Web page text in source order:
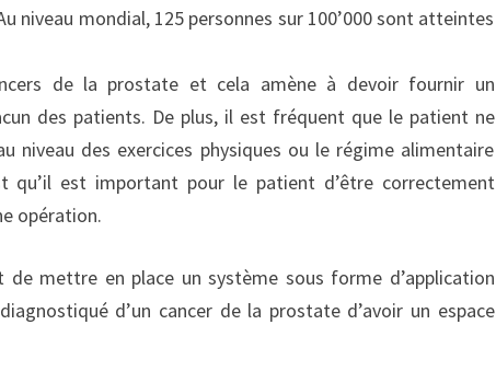
O
niveau mondial, 125 personnes sur 100’000 sont atteintes
de la prostate et cela amène à devoir fournir un
des patients. De plus, il est fréquent que le patient ne
niveau des exercices physiques ou le régime alimentaire
qu’il est important pour le patient d’être correctement
opération.
mettre en place un système sous forme d’application
d’un cancer de la prostate d’avoir un espace